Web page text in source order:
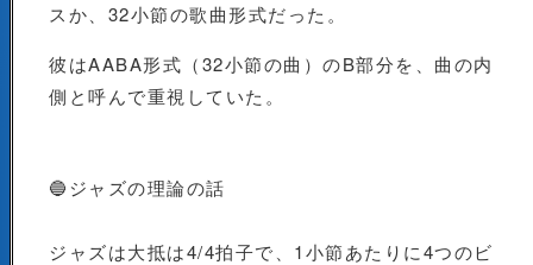
スか、32小節の歌曲形式だった。
彼はAABA形式（32小節の曲）のB部分を、曲の内
側と呼んで重視していた。
🔵ジャズの理論の話
ジャズは大抵は4/4拍子で、1小節あたりに4つのビ